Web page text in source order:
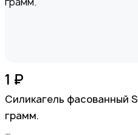
1 ₽
Силикагель фасованный
грамм.